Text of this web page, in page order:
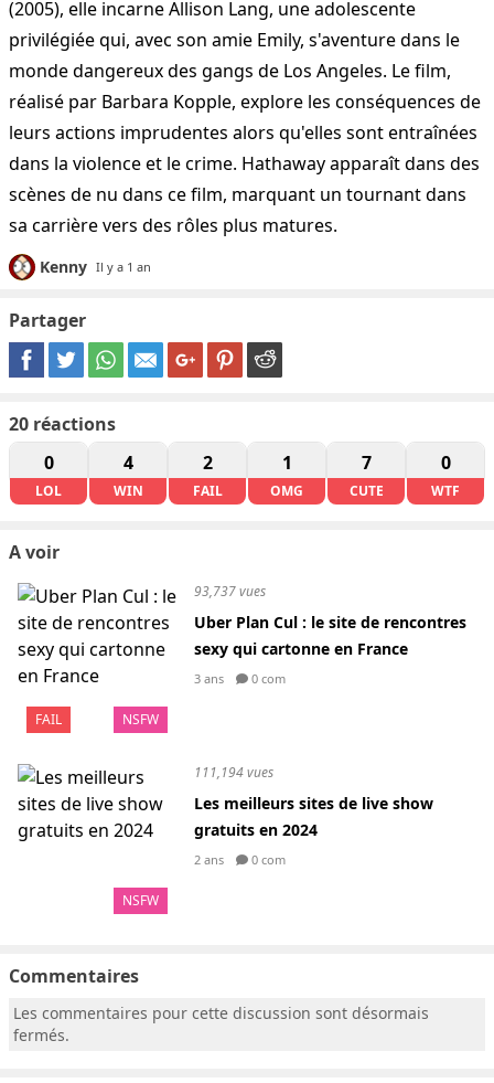
(2005), elle incarne Allison Lang, une adolescente
privilégiée qui, avec son amie Emily, s'aventure dans le
monde dangereux des gangs de Los Angeles. Le film,
réalisé par Barbara Kopple, explore les conséquences de
leurs actions imprudentes alors qu'elles sont entraînées
dans la violence et le crime. Hathaway apparaît dans des
scènes de nu dans ce film, marquant un tournant dans
sa carrière vers des rôles plus matures.
Kenny Il y a 1 an
Partager
20 réactions
0
LOL
4
WIN
2
FAIL
1
OMG
7
CUTE
0
WTF
A voir
FAIL NSFW
93,737 vues
Uber Plan Cul : le site de rencontres
sexy qui cartonne en France
3 ans 0 com
NSFW
111,194 vues
Les meilleurs sites de live show
gratuits en 2024
2 ans 0 com
Commentaires
Les commentaires pour cette discussion sont désormais
fermés.